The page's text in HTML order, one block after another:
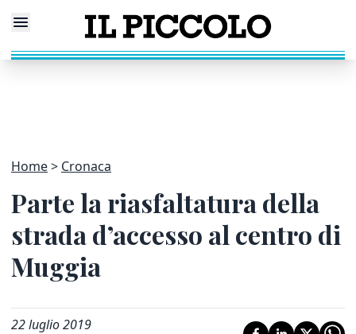
Home Cronaca
Parte la riasfaltatura della
strada d’accesso al centro di
Muggia
22 luglio 2019